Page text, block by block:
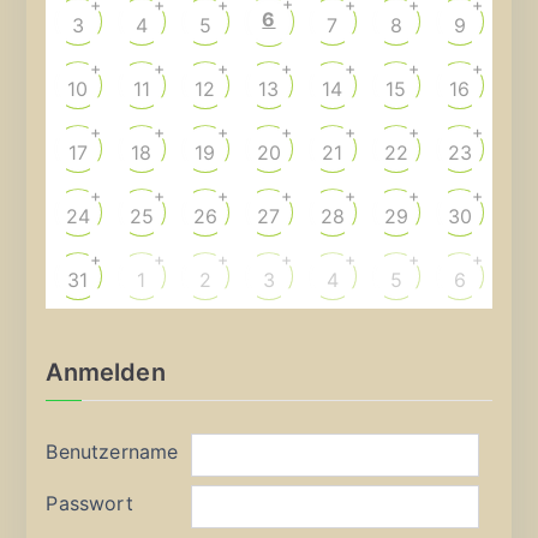
3
+
4
+
5
+
6 7
+
8
+
9
+
10
+
11
+
12
+
13
+
14
+
15
+
16
+
17
+
18
+
19
+
20
+
21
+
22
+
23
+
24
+
25
+
26
+
27
+
28
+
29
+
30
+
31
+
1
+
2
+
3
+
4
+
5
+
6
+
Anmelden
Benutzername
Passwort